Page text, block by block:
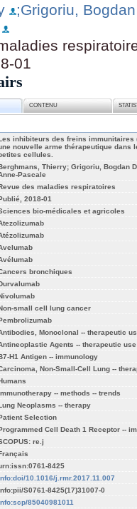
;Grigoriu,
01
CONTENU
inhibiteurs des freins immunitaires
nouvelle arme thérapeutique dans
cellules.
Thierry; Grigoriu, Bogdan
Pascale
des maladies respiratoires
2018-01
bio-médicales et agricoles
bronchiques
small cell lung cancer
Monoclonal -- therapeutic
Agents -- therapeutic use
H1 Antigen -- immunology
Non-Small-Cell Lung --
-- methods -- trends
Neoplasms -- therapy
Selection
Cell Death 1 Receptor --
re.j
8425
10.1016/j.rmr.2017.11.007
S0761-8425(17)31007-0
85040981011